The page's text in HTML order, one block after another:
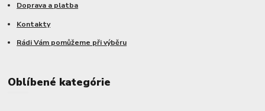
Doprava a platba
Kontakty
Rádi Vám pomůžeme při výběru
Oblíbené kategórie